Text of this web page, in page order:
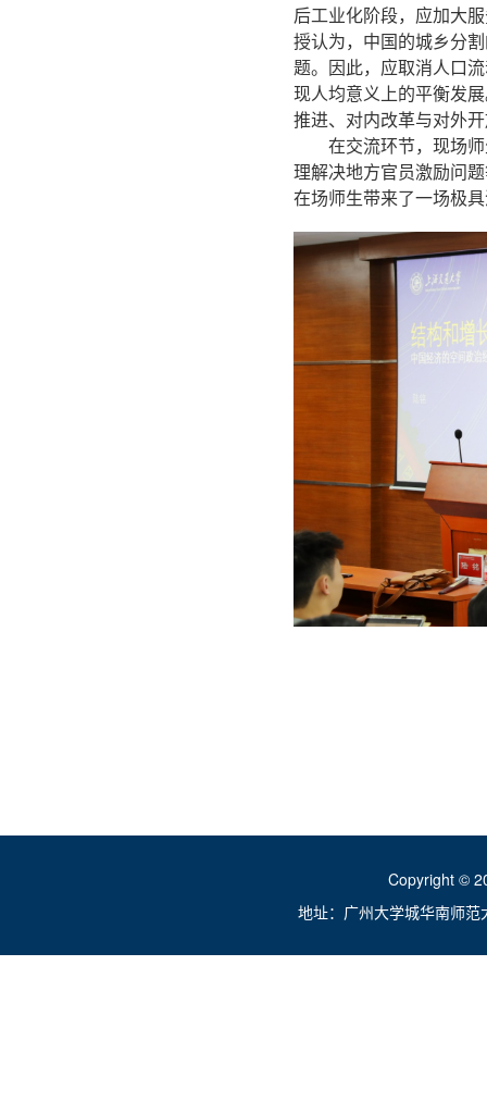
后工业化阶段，应加大
授认为，中国的城乡分
题。因此，应取消人口
现人均意义上的平衡发
推进、对内改革与对外
在交流环节，现场
理解决地方官员激励问
在场师生带来了一场极
Copyright ©
地址：广州大学城华南